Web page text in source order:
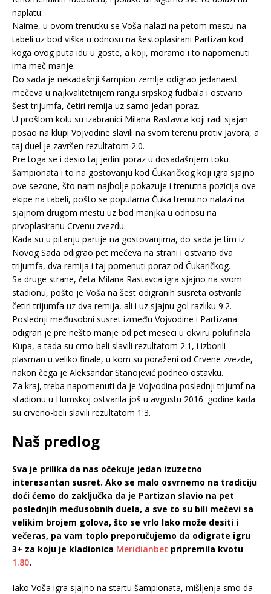
naplatu.
Naime, u ovom trenutku se Voša nalazi na petom mestu na
tabeli uz bod viška u odnosu na šestoplasirani Partizan kod
koga ovog puta idu u goste, a koji, moramo i to napomenuti
ima meč manje.
Do sada je nekadašnji šampion zemlje odigrao jedanaest
mečeva u najkvalitetnijem rangu srpskog fudbala i ostvario
šest trijumfa, četiri remija uz samo jedan poraz.
U prošlom kolu su izabranici Milana Rastavca koji radi sjajan
posao na klupi Vojvodine slavili na svom terenu protiv Javora, a
taj duel je završen rezultatom 2:0.
Pre toga se i desio taj jedini poraz u dosadašnjem toku
šampionata i to na gostovanju kod Čukaričkog koji igra sjajno
ove sezone, što nam najbolje pokazuje i trenutna pozicija ove
ekipe na tabeli, pošto se popularna Čuka trenutno nalazi na
sjajnom drugom mestu uz bod manjka u odnosu na
prvoplasiranu Crvenu zvezdu.
Kada su u pitanju partije na gostovanjima, do sada je tim iz
Novog Sada odigrao pet mečeva na strani i ostvario dva
trijumfa, dva remija i taj pomenuti poraz od Čukaričkog.
Sa druge strane, četa Milana Rastavca igra sjajno na svom
stadionu, pošto je Voša na šest odigranih susreta ostvarila
četiri trijumfa uz dva remija, ali i uz sjajnu gol razliku 9:2.
Poslednji međusobni susret između Vojvodine i Partizana
odigran je pre nešto manje od pet meseci u okviru polufinala
Kupa, a tada su crno-beli slavili rezultatom 2:1, i izborili
plasman u veliko finale, u kom su poraženi od Crvene zvezde,
nakon čega je Aleksandar Stanojević podneo ostavku.
Za kraj, treba napomenuti da je Vojvodina poslednji trijumf na
stadionu u Humskoj ostvarila još u avgustu 2016. godine kada
su crveno-beli slavili rezultatom 1:3.
Naš predlog
Sva je prilika da nas očekuje jedan izuzetno
interesantan susret. Ako se malo osvrnemo na tradiciju
doći ćemo do zaključka da je Partizan slavio na pet
poslednjih međusobnih duela, a sve to su bili mečevi sa
velikim brojem golova, što se vrlo lako može desiti i
večeras, pa vam toplo preporučujemo da odigrate igru
3+ za koju je kladionica Meridianbet pripremila kvotu
1.80.
Iako Voša igra sjajno na startu šampionata, mišljenja smo da